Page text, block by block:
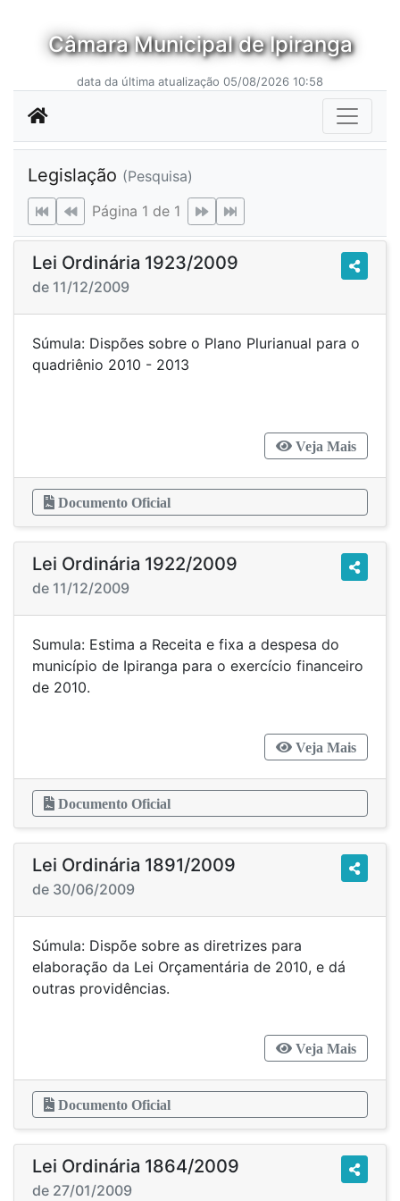
Câmara Municipal de Ipiranga
data da última atualização 05/08/2026 10:58
Legislação (Pesquisa)
Página 1 de 1
Lei Ordinária 1923/2009
de 11/12/2009
Súmula: Dispões sobre o Plano Plurianual para o
quadriênio 2010 - 2013
Veja Mais
Documento Oficial
Lei Ordinária 1922/2009
de 11/12/2009
Sumula: Estima a Receita e fixa a despesa do
município de Ipiranga para o exercício financeiro
de 2010.
Veja Mais
Documento Oficial
Lei Ordinária 1891/2009
de 30/06/2009
Súmula: Dispõe sobre as diretrizes para
elaboração da Lei Orçamentária de 2010, e dá
outras providências.
Veja Mais
Documento Oficial
Lei Ordinária 1864/2009
de 27/01/2009